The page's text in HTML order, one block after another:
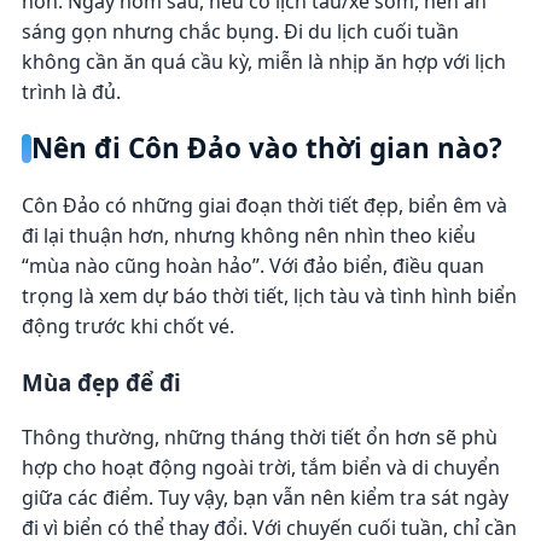
sáng gọn nhưng chắc bụng. Đi du lịch cuối tuần
không cần ăn quá cầu kỳ, miễn là nhịp ăn hợp với lịch
trình là đủ.
Nên đi Côn Đảo vào thời gian nào?
Côn Đảo có những giai đoạn thời tiết đẹp, biển êm và
đi lại thuận hơn, nhưng không nên nhìn theo kiểu
“mùa nào cũng hoàn hảo”. Với đảo biển, điều quan
trọng là xem dự báo thời tiết, lịch tàu và tình hình biển
động trước khi chốt vé.
Mùa đẹp để đi
Thông thường, những tháng thời tiết ổn hơn sẽ phù
hợp cho hoạt động ngoài trời, tắm biển và di chuyển
giữa các điểm. Tuy vậy, bạn vẫn nên kiểm tra sát ngày
đi vì biển có thể thay đổi. Với chuyến cuối tuần, chỉ cần